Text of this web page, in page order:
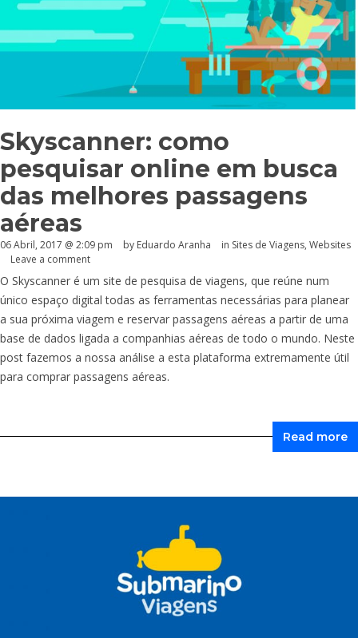
Skyscanner: como
pesquisar online em busca
das melhores passagens
aéreas
06 Abril, 2017 @ 2:09 pm by Eduardo Aranha in Sites de Viagens, Websites
Leave a comment
O Skyscanner é um site de pesquisa de viagens, que reúne num
único espaço digital todas as ferramentas necessárias para planear
a sua próxima viagem e reservar passagens aéreas a partir de uma
base de dados ligada a companhias aéreas de todo o mundo. Neste
post fazemos a nossa análise a esta plataforma extremamente útil
para comprar passagens aéreas.
Read more